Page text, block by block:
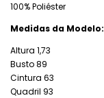
100% Poliéster
Medidas da Modelo:
Altura 1,73
Busto 89
Cintura 63
Quadril 93